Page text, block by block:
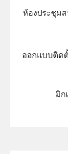
ห้องประชุม
ออกแบบติด
มิก